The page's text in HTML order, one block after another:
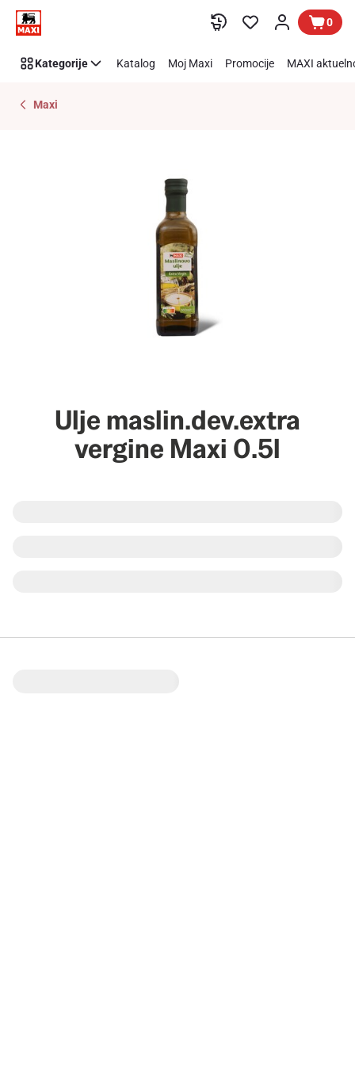
Preskoči link 0
Kategorije Katalog Moj Maxi Promocije MAXI
Maxi
Ulje maslin.dev.extra
vergine Maxi 0.5l